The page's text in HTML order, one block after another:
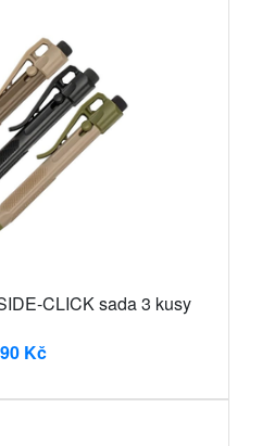
CLICK sada 3 kusy
Kč